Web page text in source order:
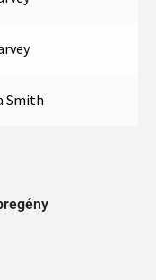
Smith